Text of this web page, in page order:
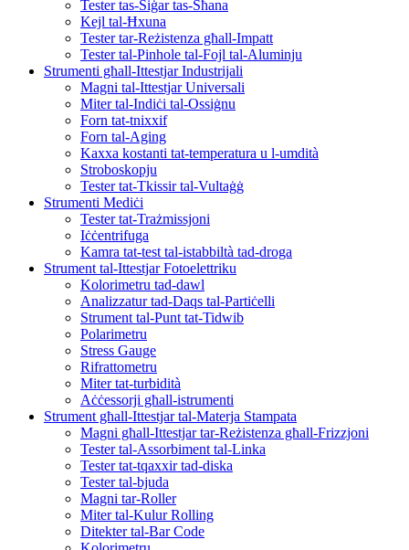
Tester tas-Siġar tas-Sħana
Kejl tal-Ħxuna
Tester tar-Reżistenza għall-Impatt
Tester tal-Pinhole tal-Fojl tal-Aluminju
Strumenti għall-Ittestjar Industrijali
Magni tal-Ittestjar Universali
Miter tal-Indiċi tal-Ossiġnu
Forn tat-tnixxif
Forn tal-Aging
Kaxxa kostanti tat-temperatura u l-umdità
Stroboskopju
Tester tat-Tkissir tal-Vultaġġ
Strumenti Mediċi
Tester tat-Trażmissjoni
Iċċentrifuga
Kamra tat-test tal-istabbiltà tad-droga
Strument tal-Ittestjar Fotoelettriku
Kolorimetru tad-dawl
Analizzatur tad-Daqs tal-Partiċelli
Strument tal-Punt tat-Tidwib
Polarimetru
Stress Gauge
Rifrattometru
Miter tat-turbidità
Aċċessorji għall-istrumenti
Strument għall-Ittestjar tal-Materja Stampata
Magni għall-Ittestjar tar-Reżistenza għall-Frizzjoni
Tester tal-Assorbiment tal-Linka
Tester tat-tqaxxir tad-diska
Tester tal-bjuda
Magni tar-Roller
Miter tal-Kulur Rolling
Ditekter tal-Bar Code